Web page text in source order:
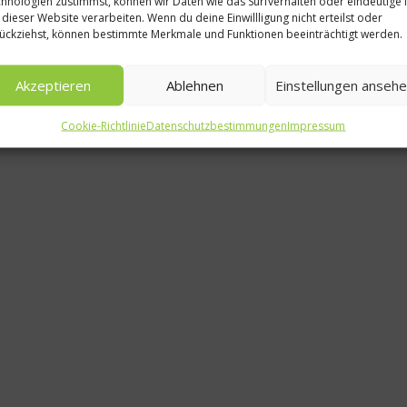
dieser Website verarbeiten. Wenn du deine Einwillligung nicht erteilst oder
können bestimmte Merkmale und Funktionen beeinträchtigt werden.
Akzeptieren Ablehnen Einstellungen
Cookie-RichtlinieDatenschutzbestimmungenImpressum